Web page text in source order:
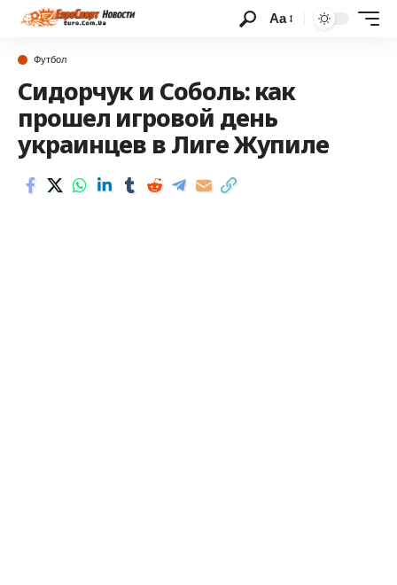
Аа
Футбол
Сидорчук и Соболь: как
прошел игровой день
украинцев в Лиге Жупиле